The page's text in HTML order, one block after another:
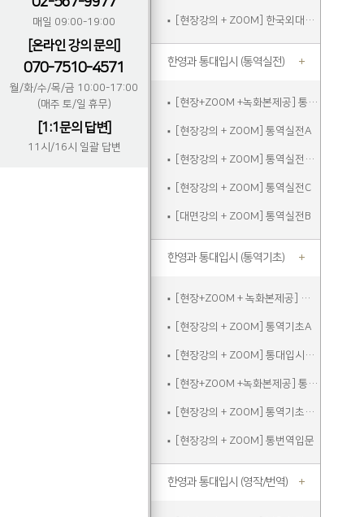
매일 09:00-19:00
[온라인 강의 문의]
070-7510-4571
월/화/수/목/금 10:00-17:00
(매주 토/일 휴무)
[1:1문의 답변]
11시/16시 일괄 답변
[현장강의 + ZOOM] 한국외대2차실전통역모의고사C_참관
한영과 통대입시 (통역실전)
[현장+ZOOM +녹화본제공] 통역실전A
[현장강의 + ZOOM] 통역실전A
[현장강의 + ZOOM] 통역실전주말
[현장강의 + ZOOM] 통역실전C
[대면강의 + ZOOM] 통역실전B
한영과 통대입시 (통역기초)
[현장+ZOOM + 녹화본제공] 통역기초A
[현장강의 + ZOOM] 통역기초A
[현장강의 + ZOOM] 통대입시입문
[현장+ZOOM +녹화본제공] 통역기초주말
[현장강의 + ZOOM] 통역기초주말
[현장강의 + ZOOM] 통번역입문
한영과 통대입시 (영작/번역)